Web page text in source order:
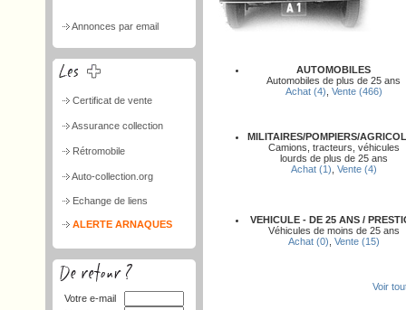
Annonces par email
Certificat de vente
Assurance collection
Rétromobile
Auto-collection.org
Echange de liens
ALERTE ARNAQUES
Votre e-mail
AUTOMOBILES
Automobiles de plus de 25 ans
Achat (4) Vente (466)
MILITAIRES/POMPIERS/
Camions, tracteurs, véhicules
lourds de plus de 25 ans
Achat (1) Vente (4)
VEHICULE - DE 25 ANS /
Véhicules de moins de 25 ans
Achat (0) Vente (15)
Voir